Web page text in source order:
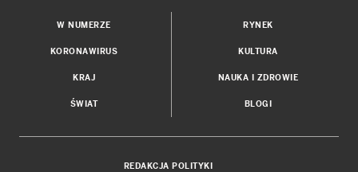
W NUMERZE
KORONAWIRUS
KRAJ
ŚWIAT
RYNEK
KULTURA
NAUKA I ZDROWIE
BLOGI
REDAKCJA POLITYKI